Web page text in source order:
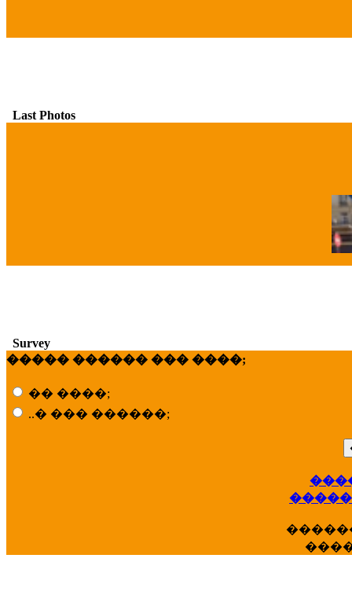
Last Photos
Survey
����� ������ ��� ����;
�� ����;
..� ��� ������;